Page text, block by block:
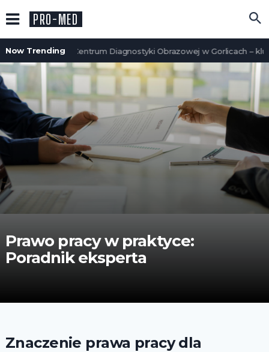
PRO-MED
Now Trending
Nowoczesne Centrum Diagnostyki Obrazowej w Gorlicach –
Prawo pracy w praktyce:
Poradnik eksperta
Znaczenie prawa pracy dla